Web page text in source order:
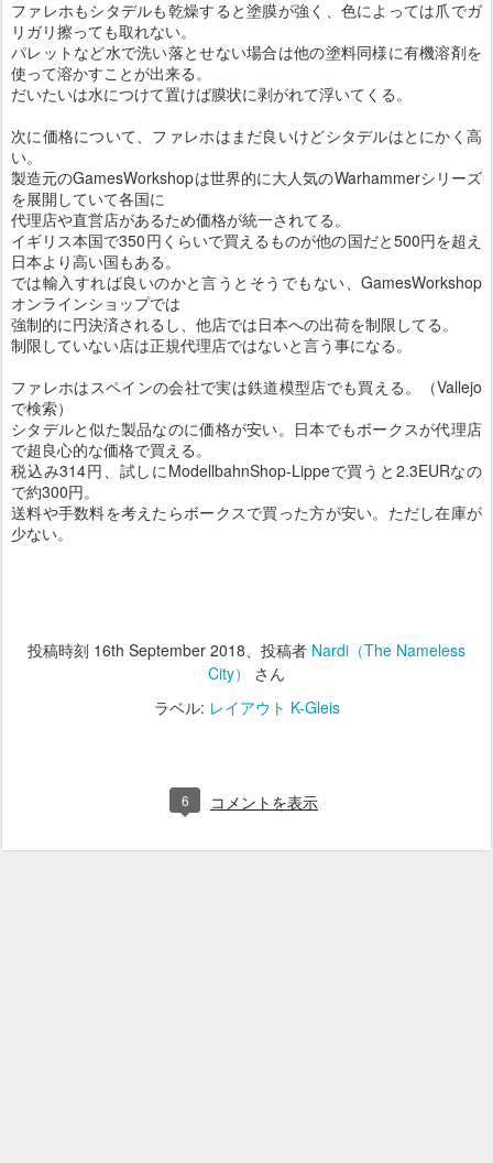
ファレホもシタデルも乾燥すると塗膜が強く、色によっては爪でガ
リガリ擦っても取れない。
パレットなど水で洗い落とせない場合は他の塗料同様に有機溶剤を
使って溶かすことが出来る。
だいたいは水につけて置けば膜状に剥がれて浮いてくる。
次に価格について、ファレホはまだ良いけどシタデルはとにかく高
い。
製造元のGamesWorkshopは世界的に大人気のWarhammerシリーズ
を展開していて各国に
代理店や直営店があるため価格が統一されてる。
イギリス本国で350円くらいで買えるものが他の国だと500円を超え
日本より高い国もある。
では輸入すれば良いのかと言うとそうでもない、GamesWorkshop
オンラインショップでは
強制的に円決済されるし、他店では日本への出荷を制限してる。
制限していない店は正規代理店ではないと言う事になる。
ファレホはスペインの会社で実は鉄道模型店でも買える。（Vallejo
で検索）
シタデルと似た製品なのに価格が安い。日本でもボークスが代理店
で超良心的な価格で買える。
税込み314円、試しにModellbahnShop-Lippeで買うと2.3EURなの
で約300円。
送料や手数料を考えたらボークスで買った方が安い。ただし在庫が
少ない。
投稿時刻 16th September 2018、投稿者 Nardi（The Nameless
City）
さん
ラベル: レイアウト K-Gleis
6 コメントを表示